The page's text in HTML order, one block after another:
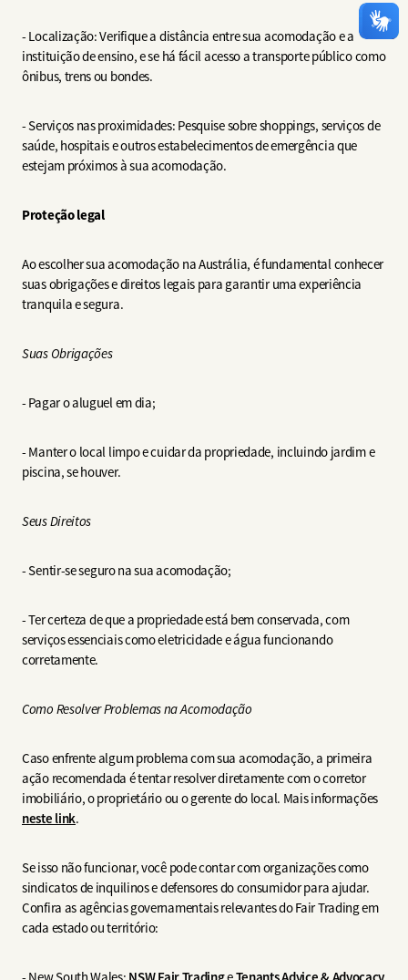
- Localização: Verifique a distância entre sua acomodação e a
instituição de ensino, e se há fácil acesso a transporte público como
ônibus, trens ou bondes.
- Serviços nas proximidades: Pesquise sobre shoppings, serviços de
saúde, hospitais e outros estabelecimentos de emergência que
estejam próximos à sua acomodação.
Proteção legal
Ao escolher sua acomodação na Austrália, é fundamental conhecer
suas obrigações e direitos legais para garantir uma experiência
tranquila e segura.
Suas Obrigações
- Pagar o aluguel em dia;
- Manter o local limpo e cuidar da propriedade, incluindo jardim e
piscina, se houver.
Seus Direitos
- Sentir-se seguro na sua acomodação;
- Ter certeza de que a propriedade está bem conservada, com
serviços essenciais como eletricidade e água funcionando
corretamente.
Como Resolver Problemas na Acomodação
Caso enfrente algum problema com sua acomodação, a primeira
ação recomendada é tentar resolver diretamente com o corretor
imobiliário, o proprietário ou o gerente do local. Mais informações
neste link.
Se isso não funcionar, você pode contar com organizações como
sindicatos de inquilinos e defensores do consumidor para ajudar.
Confira as agências governamentais relevantes do Fair Trading em
cada estado ou território: